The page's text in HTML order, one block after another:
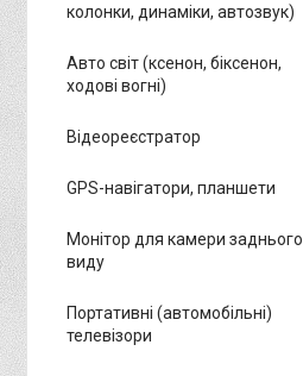
колонки, динаміки, автозвук)
Авто світ (ксенон, біксенон,
ходові вогні)
Відеореєстратор
GPS-навігатори, планшети
Монітор для камери заднього
виду
Портативні (автомобільні)
телевізори